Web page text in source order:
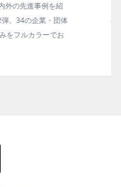
ストマー製品・市場分野別
、設備・機械の紹介、イン
をコンパクトに掲載してい